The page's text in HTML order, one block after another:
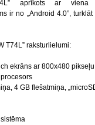
aprīkots ar viena
ir no „Android 4.0”,
T74L” raksturlielumi:
ekrāns ar 800х480
procesors
4 GB flešatmiņa,